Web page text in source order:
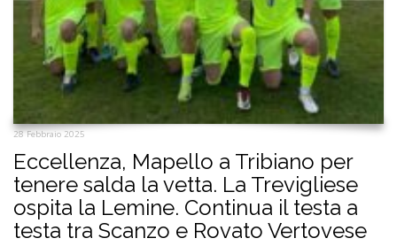
28 Febbraio 2025
Eccellenza, Mapello a Tribiano per
tenere salda la vetta. La Trevigliese
ospita la Lemine. Continua il testa a
testa tra Scanzo e Rovato Vertovese